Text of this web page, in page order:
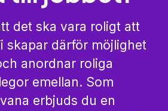
det ska vara roligt att
skapar därför möjlighet
anordnar roliga
emellan. Som
erbjuds du en